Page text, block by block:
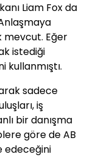
Liam Fox da
mevcut. Eğer
istediği
kullanmıştı.
sadece
iş
bir danışma
göre de AB
edeceğini